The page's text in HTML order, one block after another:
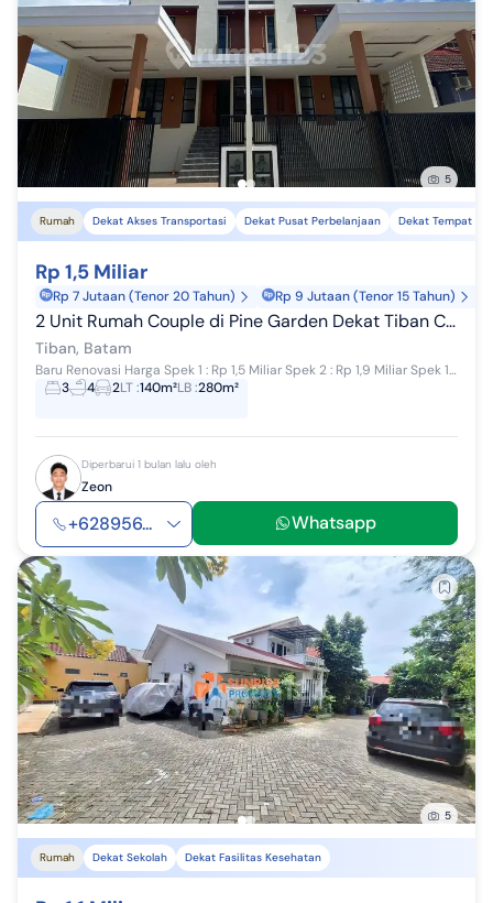
5
Rumah Dekat Akses Transportasi Dekat Pusat Perbelanjaan Dekat Tempat
Rp 1,5 Miliar
Rp 7 Jutaan (Tenor 20 Tahun) Rp 9 Jutaan (Tenor 15 Tahun)
2 Unit Rumah Couple di Pine Garden Dekat Tiban Centre
Tiban, Batam
Baru Renovasi Harga Spek 1 : Rp 1,5 Miliar Spek 2 : Rp 1,9 Miliar Spek 1 : Bangunan 2 lantai Luas Tanah : 140 m2 (7x20) Luas Bangunan : 280 m2 ...
3
4 2LT:140m²LB:280m²
Diperbarui 1 bulan lalu oleh
Zeon
+628956... Whatsapp
5
Rumah Dekat Sekolah Dekat Fasilitas Kesehatan